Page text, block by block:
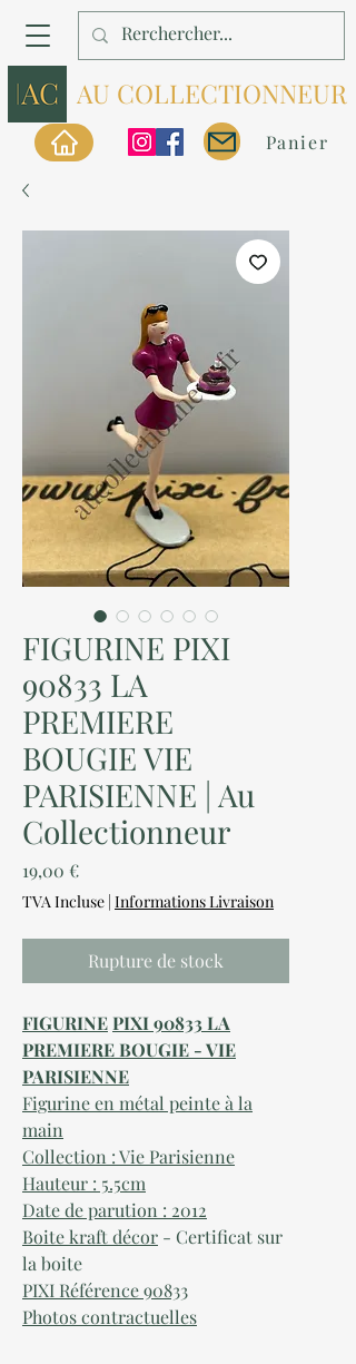
AU COLLECTIONNEUR
Panier
FIGURINE PIXI
90833 LA
PREMIERE
BOUGIE VIE
PARISIENNE | Au
Collectionneur
19,00 €Prix
TVA Incluse | Informations Livraison
Rupture de stock
FIGURINEPIXI 90833 LA
PREMIERE BOUGIE - VIE
PARISIENNE
Figurine en métal peinte à la
main
Collection : Vie Parisienne
Hauteur : 5.5cm
Date de parution : 2012
Boite kraft décor - Certificat sur
la boite
PIXI Référence 90833
Photos contractuelles